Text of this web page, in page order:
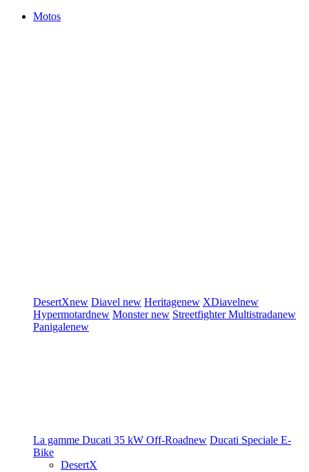
Motos
DesertXnew Diavel new Heritagenew XDiavelnew
Hypermotardnew Monsternew StreetfighterMultistradanew
Panigalenew
La gamme Ducati 35 kW Off-Roadnew Ducati Speciale E-
Bike
DesertX